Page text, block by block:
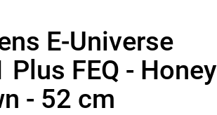
E-Universe
Plus FEQ - Honey
- 52 cm